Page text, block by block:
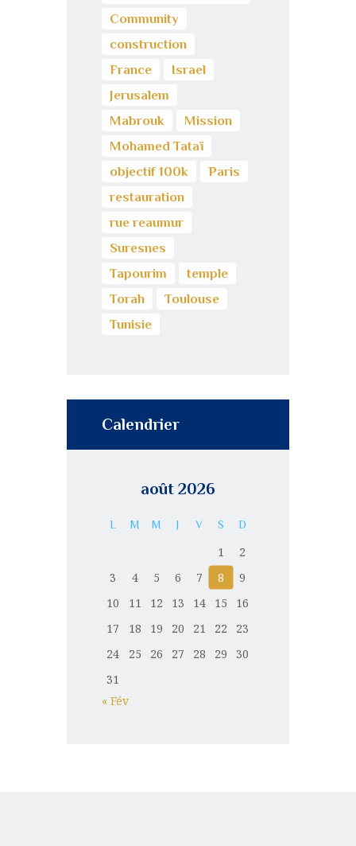
Community
construction
France
Israel
Jerusalem
Mabrouk
Mission
Mohamed Tataï
objectif 100k
Paris
restauration
rue reaumur
Suresnes
Tapourim
temple
Torah
Toulouse
Tunisie
Calendrier
août 2026
L M M J V S D
1
2
3
4 5 6 7 8
9
10
11 12 13 14 15
16
17
18 19 20 21 22
23
24
25 26 27 28 29
30
31
« Fév